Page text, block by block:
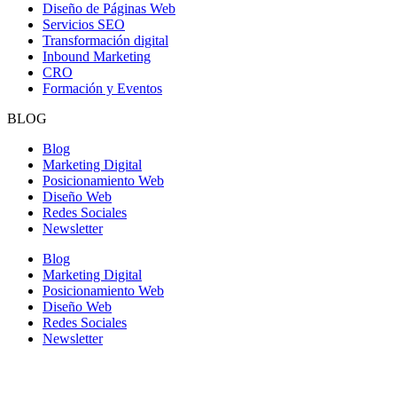
Diseño de Páginas Web
Servicios SEO
Transformación digital
Inbound Marketing
CRO
Formación y Eventos
BLOG
Blog
Marketing Digital
Posicionamiento Web
Diseño Web
Redes Sociales
Newsletter
Blog
Marketing Digital
Posicionamiento Web
Diseño Web
Redes Sociales
Newsletter